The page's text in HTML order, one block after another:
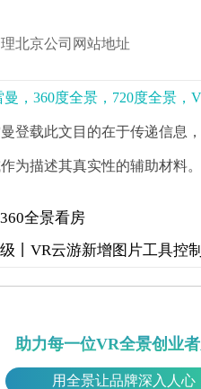
北京公司网站地址
曼，360度全景，720度全景
登载此文目的在于传递信息
为描述其真实性的辅助材料。
全景看房
丨VR云游新增图片工具控
助力每一位VR全景创业
用全景让品牌深入人心